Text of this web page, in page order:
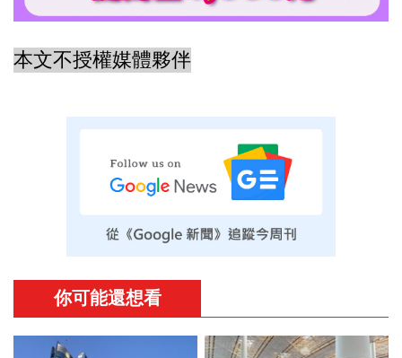
本文不授權媒體夥伴